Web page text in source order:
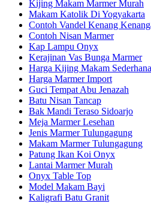
Kijing Makam Marmer Murah
Makam Katolik Di Yogyakarta
Contoh Vandel Kenang
Contoh Nisan Marmer
Kap Lampu Onyx
Kerajinan Vas Bunga Marmer
Harga Kijing Makam Sederhana
Harga Marmer Import
Guci Tempat Abu Jenazah
Batu Nisan Tancap
Bak Mandi Teraso Sidoarjo
Meja Marmer Lesehan
Jenis Marmer Tulungagung
Makam Marmer Tulungagung
Patung Ikan Koi Onyx
Lantai Marmer Murah
Onyx Table Top
Model Makam Bayi
Kaligrafi Batu Granit